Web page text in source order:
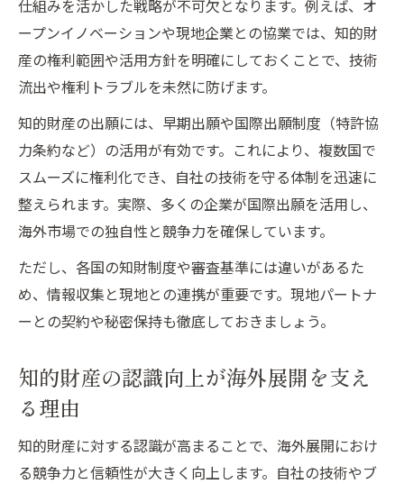
仕組みを活かした戦略が不可欠となります。例えば、オ
ープンイノベーションや現地企業との協業では、知的財
産の権利範囲や活用方針を明確にしておくことで、技術
流出や権利トラブルを未然に防げます。
知的財産の出願には、早期出願や国際出願制度（特許協
力条約など）の活用が有効です。これにより、複数国で
スムーズに権利化でき、自社の技術を守る体制を迅速に
整えられます。実際、多くの企業が国際出願を活用し、
海外市場での独自性と競争力を確保しています。
ただし、各国の知財制度や審査基準には違いがあるた
め、情報収集と現地との連携が重要です。現地パートナ
ーとの契約や秘密保持も徹底しておきましょう。
知的財産の認識向上が海外展開を支え
る理由
知的財産に対する認識が高まることで、海外展開におけ
る競争力と信頼性が大きく向上します。自社の技術やブ